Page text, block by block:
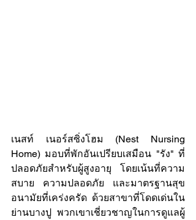
เนสท์ เนอร์สซิ่งโฮม (Nest Nursing
Home) มอบที่พักอันเปรียบเสมือน "รัง" ที่
ปลอดภัยสำหรับผู้สูงอายุ โดยเน้นที่ความ
สบาย ความปลอดภัย และมาตรฐานสุข
อนามัยที่เคร่งครัด ด้วยสาขาที่โดดเด่นใน
ย่านบางปู พวกเขาเชี่ยวชาญในการดูแลผู้